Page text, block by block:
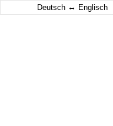
Deutsch ↔ Englisch